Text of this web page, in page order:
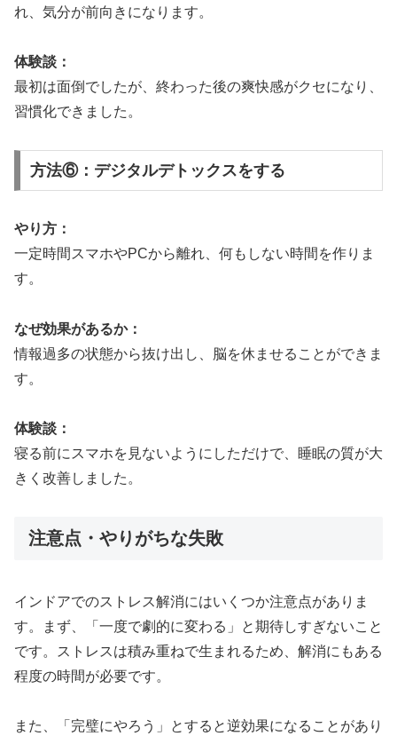
れ、気分が前向きになります。
体験談：
最初は面倒でしたが、終わった後の爽快感がクセになり、
習慣化できました。
方法⑥：デジタルデトックスをする
やり方：
一定時間スマホやPCから離れ、何もしない時間を作りま
す。
なぜ効果があるか：
情報過多の状態から抜け出し、脳を休ませることができま
す。
体験談：
寝る前にスマホを見ないようにしただけで、睡眠の質が大
きく改善しました。
注意点・やりがちな失敗
インドアでのストレス解消にはいくつか注意点がありま
す。まず、「一度で劇的に変わる」と期待しすぎないこと
です。ストレスは積み重ねで生まれるため、解消にもある
程度の時間が必要です。
また、「完璧にやろう」とすると逆効果になることがあり